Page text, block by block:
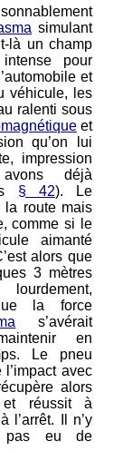
simulant
là un champ
intense pour
et
véhicule, les
ralenti sous
et
qu’on lui
impression
déjà
§ 42). Le
la route mais
comme si le
aimanté
alors que
3 mètres
la force
s’avérait
en
Le pneu
avec
alors
et réussit à
l’arrêt. Il n’y
pas eu de